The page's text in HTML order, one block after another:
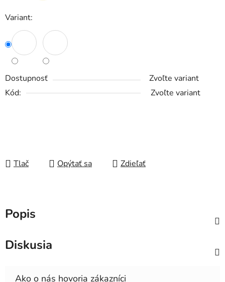
Variant:
Dostupnosť
Zvoľte variant
Kód:
Zvoľte variant
Tlač Opýtať sa Zdieľať
Popis
Diskusia